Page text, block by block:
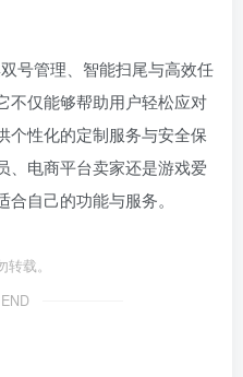
号管理、智能扫尾与高效任
不仅能够帮助用户轻松应对
个性化的定制服务与安全保
、电商平台卖家还是游戏爱
自己的功能与服务。
载。